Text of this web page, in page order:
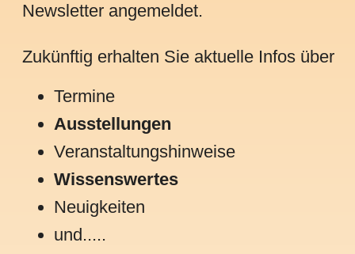
Newsletter angemeldet.
Zukünftig erhalten Sie aktuelle Infos über
Termine
Ausstellungen
Veranstaltungshinweise
Wissenswertes
Neuigkeiten
und.....